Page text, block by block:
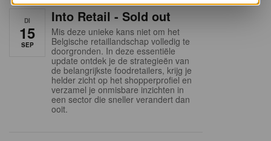
DI
15
SEP
Into Retail - Sold out
Mis deze unieke kans niet om het
Belgische retaillandschap volledig te
doorgronden. In deze essentiële
update ontdek je de strategieën van
de belangrijkste foodretailers, krijg je
helder zicht op het shopperprofiel en
verzamel je onmisbare inzichten in
een sector die sneller verandert dan
ooit.